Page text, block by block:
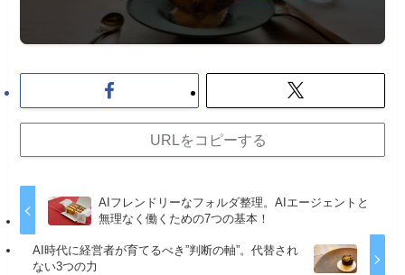
URLをコピーする
AIフレンドリーなフォルダ整理。AIエージェントと
無理なく働くための7つの基本！
AI時代に経営者が育てるべき”判断の軸”。代替され
ない3つの力